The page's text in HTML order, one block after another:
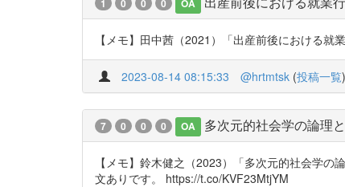
1 0 0 0 OA
【メモ】田中茜（2021）「出産前後における
2023-08-14 08:15:33 @hrtmtsk (投稿一覧)
7 0 0 0 OA 多次元的社会学の論理
【メモ】鈴木健之（2023）「多次元的社会学
文ありです。 https://t.co/KVF23MtjYM